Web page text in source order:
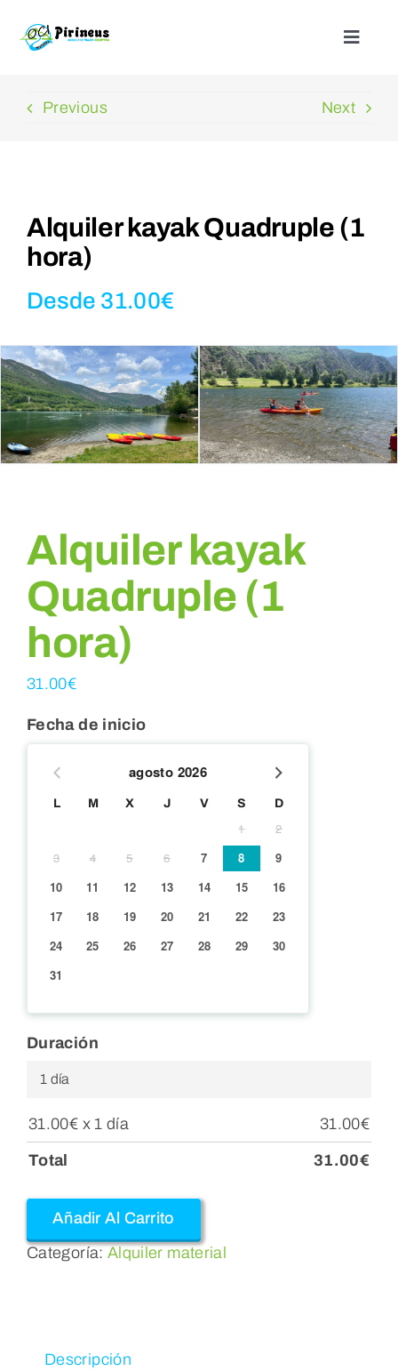
Toggle
¿Quienes somos?
Contacto
Reservar
WooCommerce My Account
Previous Next
Alquiler kayak Quadruple (1
hora)
Desde 31.00€
Alquiler kayak
Quadruple (1
hora)
31.00€
Fecha de inicio
agosto 2026
L M X J V S D
1
2
3
4 5 6 7 8
9
10
11 12 13 14 15
16
17
18 19 20 21 22
23
24
25 26 27 28 29
30
31
Duración
1 día
31.00€ x 1 día 31.00€
Total 31.00€
Añadir Al Carrito
Categoría: Alquiler material
Descripción